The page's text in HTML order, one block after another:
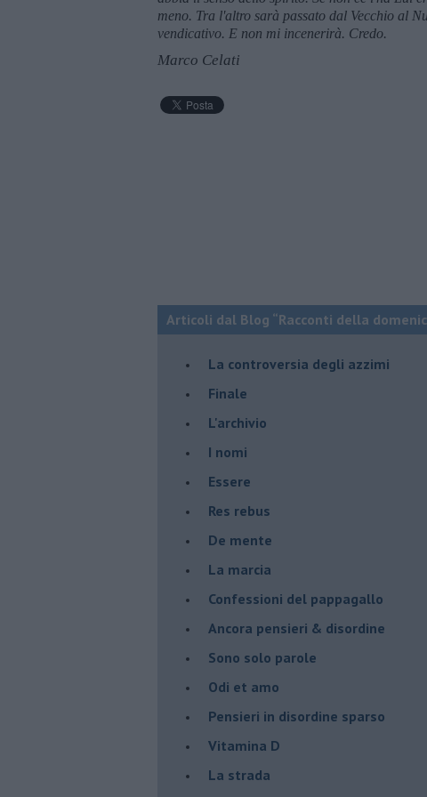
meno. Tra l'altro sarà passato dal Vecchio al
vendicativo. E non mi incenerirà. Credo.
Marco Celati
Articoli dal Blog “Racconti della
La controversia degli azzimi
Finale
L'archivio
I nomi
Essere
Res rebus
De mente
La marcia
Confessioni del pappagallo
Ancora pensieri & disordine
Sono solo parole
Odi et amo
Pensieri in disordine sparso
Vitamina D
La strada